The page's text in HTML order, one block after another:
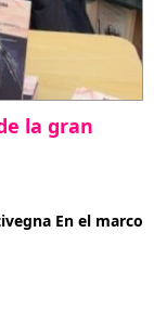
la gran
En el marco